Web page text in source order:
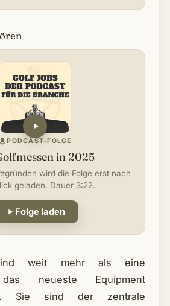
PODCAST-FOLGE
in 2025
wird die Folge erst nach
geladen. Dauer 3:22.
Folge laden
weit mehr als eine
das neueste Equipment
Sie sind der zentrale